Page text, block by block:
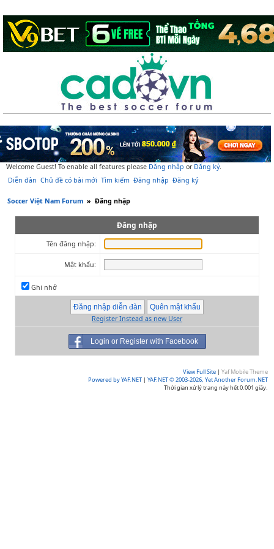
Welcome Guest! To enable all features please Đăng nhập orĐăng ký.
Diễn đàn Chủ đề có bài mới Tìm kiếm Đăng nhập Đăng ký
Soccer Việt Nam Forum » Đăng nhập
Đăng nhập
Tên đăng nhập:
Mật khẩu:
Ghi nhớ
Register Instead as new User
Login or Register with Facebook
View Full Site | Yaf Mobile Theme
Powered by YAF.NET | YAF.NET © 2003-2026, Yet Another Forum.NET
Thời gian xử lý trang này hết 0.001 giây.